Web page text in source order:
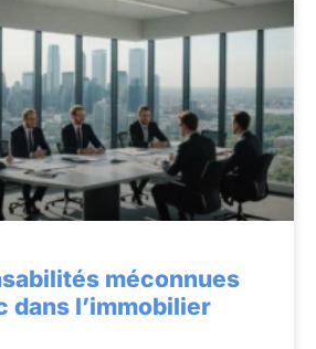
méconnues
dans l’immobilier